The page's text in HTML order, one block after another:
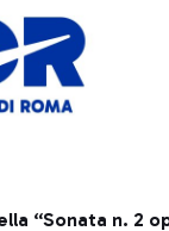
“Sonata n. 2